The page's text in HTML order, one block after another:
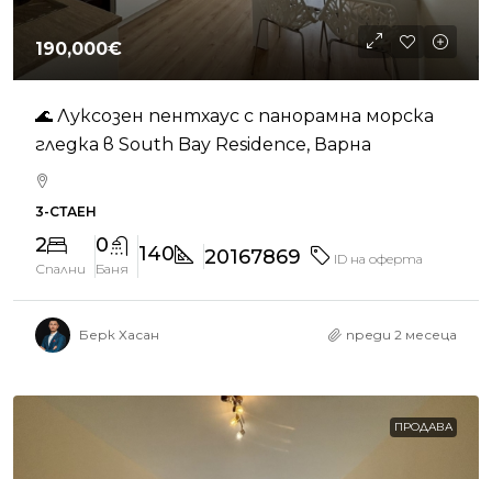
190,000€
🌊 Луксозен пентхаус с панорамна морска
гледка в South Bay Residence, Варна
3-СТАЕН
2
Спални
0
Баня
140 20167869 ID на оферта
Берк Хасан преди 2 месеца
ПРОДАВА